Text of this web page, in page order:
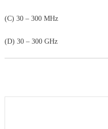
(C) 30 – 300 MHz
(D) 30 – 300 GHz